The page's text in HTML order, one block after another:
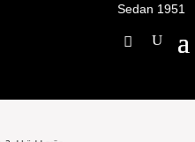
Sedan 1951